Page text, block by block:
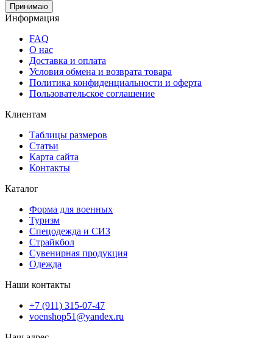
Принимаю
Информация
FAQ
О нас
Доставка и оплата
Условия обмена и возврата товара
Политика конфиденциальности и оферта
Пользовательское соглашение
Клиентам
Таблицы размеров
Статьи
Карта сайта
Контакты
Каталог
Форма для военных
Туризм
Спецодежда и СИЗ
Страйкбол
Сувенирная продукция
Одежда
Наши контакты
+7 (911) 315-07-47
voenshop51@yandex.ru